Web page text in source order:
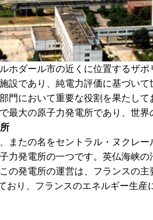
ホダール市の近くに位置するザポ
設であり、純電力評価に基づい
門において重要な役割を果たし
最大の原子力発電所であり、世界
またの名をセントラル・ヌクレ
力発電所の一つです。英仏海峡
の発電所の運営は、フランスの
おり、フランスのエネルギー生